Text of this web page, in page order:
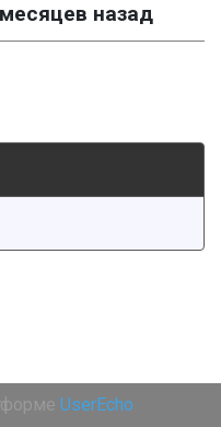
назад
UserEcho